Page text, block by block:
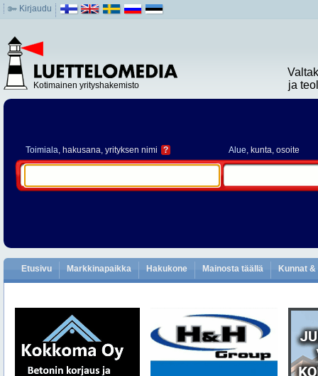
Kirjaudu
Kotimainen yrityshakemisto
ja
Toimiala, hakusana, yrityksen nimi ? Alue, kunta, osoite
Etusivu Markkinapaikka Hakukone Mainosta täällä Kunnat